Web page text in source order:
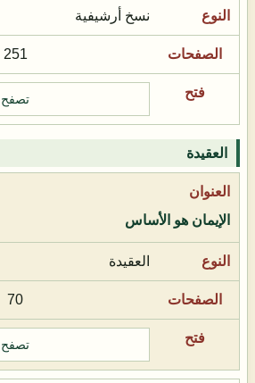
نسخ أرشيفية
251
تصفح
العقيدة
الإيمان هو الأساس
العقيدة
70
تصفح